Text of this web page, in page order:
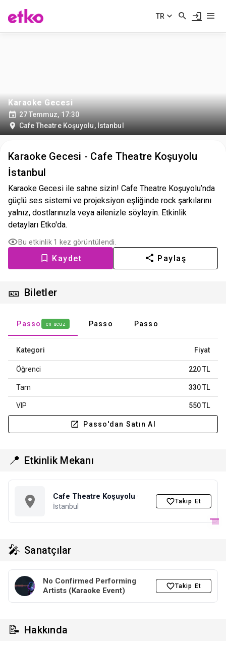
TR
Karaoke Gecesi
27 Temmuz, 17:30
Cafe Theatre Koşuyolu, İstanbul
Karaoke Gecesi - Cafe Theatre Koşuyolu
İstanbul
Karaoke Gecesi ile sahne sizin! Cafe Theatre Koşuyolu’nda
güçlü ses sistemi ve projeksiyon eşliğinde rock şarkılarını
yalnız, dostlarınızla veya ailenizle söyleyin. Etkinlik
detayları Etko'da.
Bu etkinlik 1 kez görüntülendi.
Kaydet Paylaş
🎫 Biletler
Passo en ucuz Passo Passo
Kategori Fiyat
Öğrenci 220 TL
Tam 330 TL
VIP 550 TL
Passo'dan Satın Al
📍 Etkinlik Mekanı
Cafe Theatre Koşuyolu ·
İstanbul
Takip Et
🎤 Sanatçılar
No Confirmed Performing
Artists (Karaoke Event)
Takip Et
📝 Hakkında